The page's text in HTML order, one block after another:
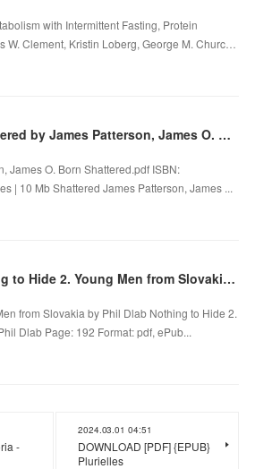
with Intermittent Fasting, Protein
W. Clement, Kristin Loberg, George M. Churc…
[download pdf] Shattered by James Patterson, James O. Born
James O. Born Shattered.pdf ISBN:
| 10 Mb Shattered James Patterson, James ...
Download Pdf Nothing to Hide 2. Young Men from Slovakia by Phil Dlab
from Slovakia by Phil Dlab Nothing to Hide 2.
Dlab Page: 192 Format: pdf, ePub...
-
2024.03.01 04:51
DOWNLOAD [PDF] {EPUB}
Plurielles